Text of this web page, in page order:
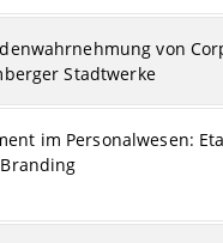
von
Stadtwerke
im Personalwesen: